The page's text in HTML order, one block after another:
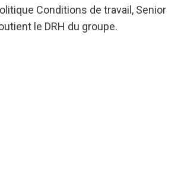
Conditions de travail, Senior
le DRH du groupe.